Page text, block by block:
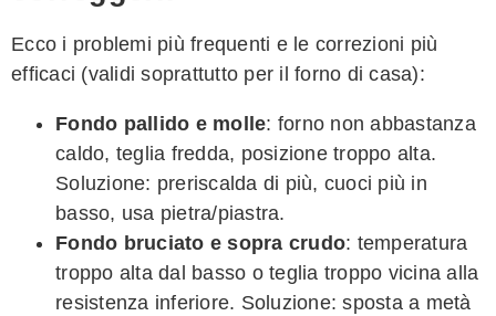
Ecco i problemi più frequenti e le correzioni più
efficaci (validi soprattutto per il forno di casa):
Fondo pallido e molle: forno non abbastanza
caldo, teglia fredda, posizione troppo alta.
Soluzione: preriscalda di più, cuoci più in
basso, usa pietra/piastra.
Fondo bruciato e sopra crudo: temperatura
troppo alta dal basso o teglia troppo vicina alla
resistenza inferiore. Soluzione: sposta a metà